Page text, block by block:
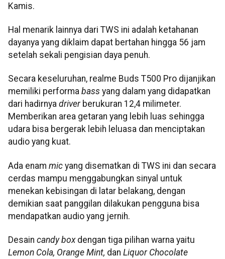
Kamis.
Hal menarik lainnya dari TWS ini adalah ketahanan
dayanya yang diklaim dapat bertahan hingga 56 jam
setelah sekali pengisian daya penuh.
Secara keseluruhan, realme Buds T500 Pro dijanjikan
memiliki performa bass yang dalam yang didapatkan
dari hadirnya driverberukuran 12,4 milimeter.
Memberikan area getaran yang lebih luas sehingga
udara bisa bergerak lebih leluasa dan menciptakan
audio yang kuat.
Ada enam mic yang disematkan di TWS ini dan secara
cerdas mampu menggabungkan sinyal untuk
menekan kebisingan di latar belakang, dengan
demikian saat panggilan dilakukan pengguna bisa
mendapatkan audio yang jernih.
Desain candy boxdengan tiga pilihan warna yaitu
Lemon Cola, Orange Mint, dan Liquor Chocolate